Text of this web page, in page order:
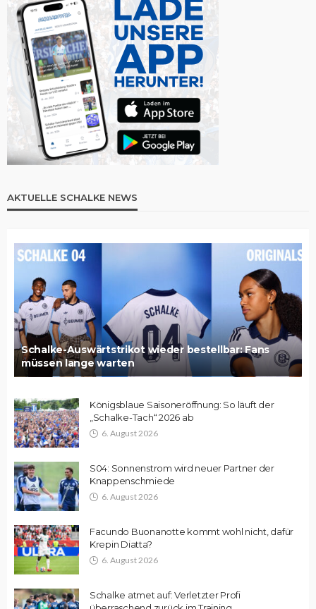
AKTUELLE SCHALKE NEWS
Schalke-Auswärtstrikot wieder bestellbar: Fans
müssen lange warten
Königsblaue Saisoneröffnung: So läuft der
„Schalke-Tach“ 2026 ab
6. August 2026
S04: Sonnenstrom wird neuer Partner der
Knappenschmiede
6. August 2026
Facundo Buonanotte kommt wohl nicht, dafür
Krepin Diatta?
6. August 2026
Schalke atmet auf: Verletzter Profi